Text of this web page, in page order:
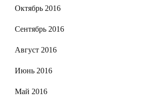
Октябрь 2016
Сентябрь 2016
Август 2016
Июнь 2016
Май 2016